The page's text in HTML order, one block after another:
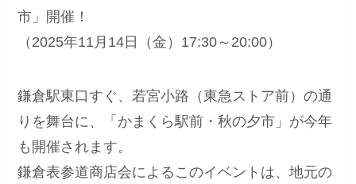
市」開催！
（2025年11月14日（金）17:30～20:00）
鎌倉駅東口すぐ、若宮小路（東急ストア前）の通
りを舞台に、「かまくら駅前・秋の夕市」が今年
も開催されます。
鎌倉表参道商店会によるこのイベントは、地元の